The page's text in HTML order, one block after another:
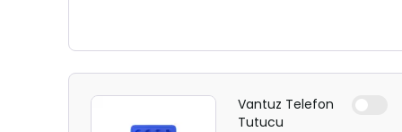
Vantuz Telefon
Tutucu